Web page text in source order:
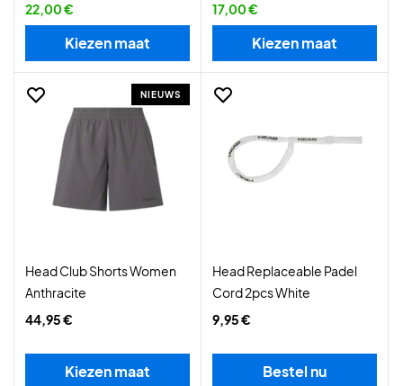
22,00 €
Kiezen maat
17,00 €
Kiezen maat
NIEUWS
Head Club Shorts Women
Anthracite
44,95 €
Kiezen maat
Head Replaceable Padel
Cord 2pcs White
9,95 €
Bestel nu